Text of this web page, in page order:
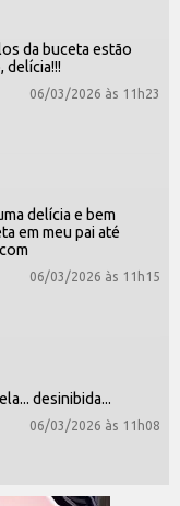
da buceta estão
06/03/2026 às 11h23
delícia e bem
em meu pai até
06/03/2026 às 11h15
desinibida...
06/03/2026 às 11h08